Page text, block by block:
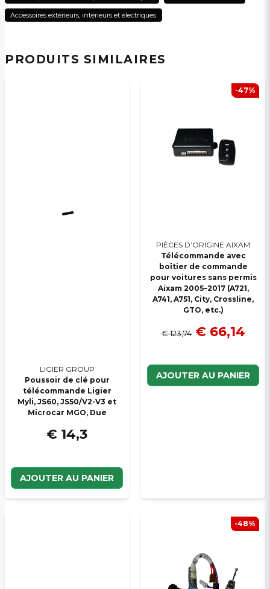
PRODUITS SIMILAIRES
LIGIER GROUP
Poussoir de clé pour
télécommande Ligier
Myli, JS60, JS50/V2-V3 et
Microcar MGO, Due
€ 14,3
AJOUTER AU PANIER
PIÈCES D’ORIGINE AIXAM
Télécommande avec
boîtier de commande
pour voitures sans permis
Aixam 2005–2017 (A721,
A741, A751, City, Crossline,
GTO, etc.)
€ 123,74 € 66,14
AJOUTER AU PANIER
-47%
-48%
Veuillez envoyer une question
Accessoires extérieurs, intérieurs et électriques